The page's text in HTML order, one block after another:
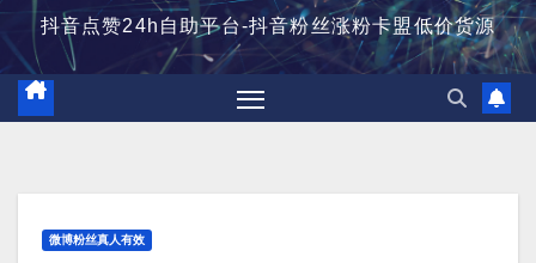
抖音点赞24h自助平台-抖音粉丝涨粉卡盟低价货源
微博粉丝真人有效